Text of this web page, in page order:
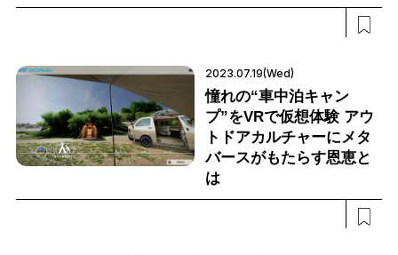
2023.07.19(Wed)
憧れの“車中泊キャン
プ”をVRで仮想体験 アウ
トドアカルチャーにメタ
バースがもたらす恩恵と
は